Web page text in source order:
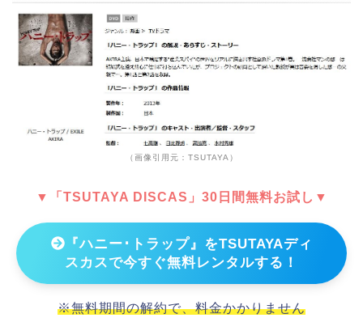
（画像引用元：TSUTAYA）
▼「TSUTAYA DISCAS」30日間無料お試し▼
『ハニー･トラップ』をTSUTAYAディ
スカスで今すぐ無料レンタルする！
※無料期間の解約で、料金かかりません